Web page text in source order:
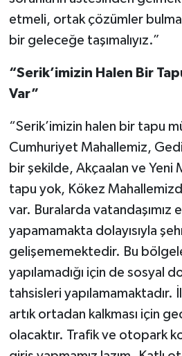
etmeli, ortak çözümler
bir geleceğe taşımalıyız.”
“Serik’imizin Halen Bir
Var”
“Serik’imizin halen bir tapu
Cumhuriyet Mahallemiz,
bir şekilde, Akçaalan ve Yeni
tapu yok, Kökez
var. Buralarda vatandaşımız
yapamamakta dolayısıyla
gelişememektedir. Bu
yapılamadığı için de sosyal
tahsisleri yapılamamaktadır.
artık ortadan kalkması için
olacaktır. Trafik ve otopark